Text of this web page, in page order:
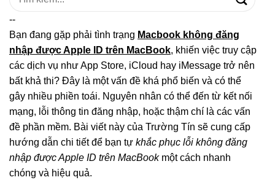
--
Bạn đang gặp phải tình trạng Macbook không đăng
nhập được Apple ID trên MacBook, khiến việc truy cập
các dịch vụ như App Store, iCloud hay iMessage trở nên
bất khả thi? Đây là một vấn đề khá phổ biến và có thể
gây nhiều phiền toái. Nguyên nhân có thể đến từ kết nối
mạng, lỗi thông tin đăng nhập, hoặc thậm chí là các vấn
đề phần mềm. Bài viết này của Trường Tín sẽ cung cấp
hướng dẫn chi tiết để bạn tự khắc phục lỗi không đăng
nhập được Apple ID trên MacBookmột cách nhanh
chóng và hiệu quả.